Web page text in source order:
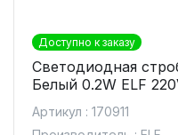
Доступно к заказу
Светодиодная
Белый 0.2W ELF
Артикул : 170911